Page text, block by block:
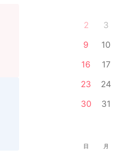
2
3
9
10
16
17
23
24
30
31
日 月